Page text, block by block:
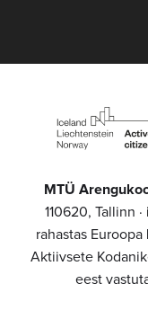
MTÜ
110620, Tallinn ·
rahastas
Aktiivsete
eest